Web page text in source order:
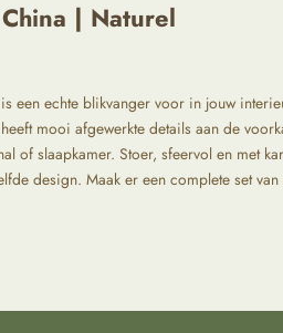
| Naturel
een echte blikvanger voor in jouw
mooi afgewerkte details aan de
of slaapkamer. Stoer, sfeervol en met
design. Maak er een complete set